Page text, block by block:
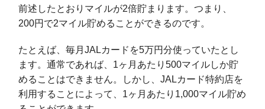
前述したとおりマイルが2倍貯まります。つまり、
200円で2マイル貯めることができるのです。
たとえば、毎月JALカードを5万円分使っていたとし
ます。通常であれば、1ヶ月あたり500マイルしか貯
めることはできません。しかし、JALカード特約店を
利用することによって、1ヶ月あたり1,000マイル貯め